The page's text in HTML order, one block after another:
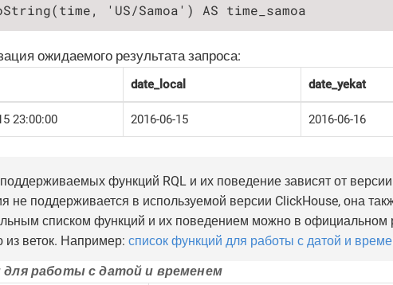
'US/Samoa') AS time_samoa
ожидаемого результата запроса:
date_local date_yekat
23:00:00 2016-06-15 2016-06-16
функций RQL и их поведение зависят от
не поддерживается в используемой версии ClickHouse, она
списком функций и их поведением можно в официальном
из веток. Например: список функций для работы с датой и
для работы с датой и временем